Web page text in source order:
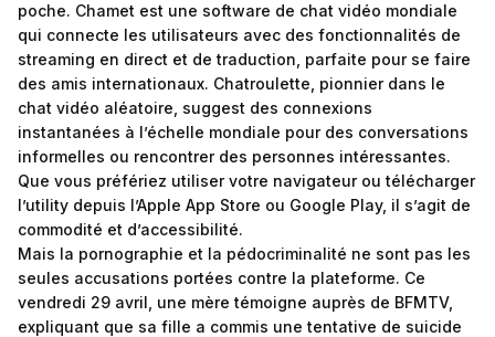
poche. Chamet est une software de chat vidéo mondiale
qui connecte les utilisateurs avec des fonctionnalités de
streaming en direct et de traduction, parfaite pour se faire
des amis internationaux. Chatroulette, pionnier dans le
chat vidéo aléatoire, suggest des connexions
instantanées à l’échelle mondiale pour des conversations
informelles ou rencontrer des personnes intéressantes.
Que vous préfériez utiliser votre navigateur ou télécharger
l’utility depuis l’Apple App Store ou Google Play, il s’agit de
commodité et d’accessibilité.
Mais la pornographie et la pédocriminalité ne sont pas les
seules accusations portées contre la plateforme. Ce
vendredi 29 avril, une mère témoigne auprès de BFMTV,
expliquant que sa fille a commis une tentative de suicide